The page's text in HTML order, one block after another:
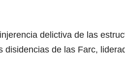
delictiva de las
disidencias de las Farc,